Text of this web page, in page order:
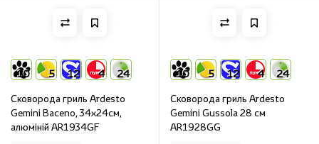
10 5 12 4 24
Сковорода гриль Ardesto
Gemini Baceno, 34х24см,
алюміній AR1934GF
10 5 12 4 24
Сковорода гриль Ardesto
Gemini Gussola 28 см
AR1928GG